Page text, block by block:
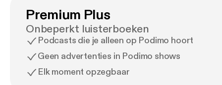
Premium Plus
Onbeperkt luisterboeken
Podcasts die je alleen op Podimo hoort
Geen advertenties in Podimo shows
Elk moment opzegbaar